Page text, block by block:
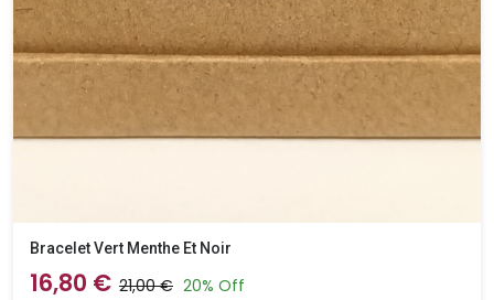
Bracelet Vert Menthe Et Noir
16,80 € 21,00 € 20% Off